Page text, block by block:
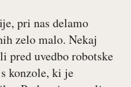
pri nas delamo
zelo malo. Nekaj
pred uvedbo robotske
konzole, ki je